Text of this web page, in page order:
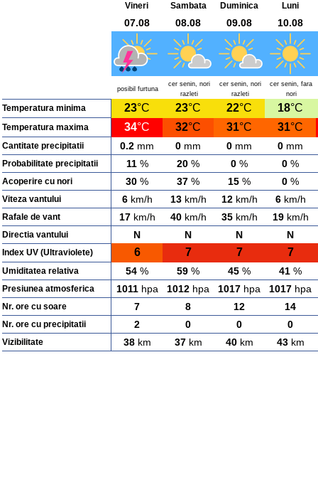
Vineri Sambata Duminica Luni
07.08 08.08 09.08 10.08
posibil furtuna
cer senin, nori
razleti
cer senin, nori
razleti
cer senin, fara
nori
Temperatura minima 23°C 23°C 22°C 18°C
Temperatura maxima 34°C 32°C 31°C 31°C
Cantitate precipitatii 0.2 mm 0 mm 0 mm 0 mm
Probabilitate precipitatii 11% 20 % 0 % 0 %
Acoperire cu nori 30 % 37 % 15 % 0 %
Viteza vantului 6km/h 13km/h 12km/h 6km/h
Rafale de vant 17km/h 40km/h 35km/h 19km/h
Directia vantului N N N N
Index UV (Ultraviolete) 6 7 7 7
Umiditatea relativa 54 % 59 % 45 % 41 %
Presiunea atmosferica 1011hpa 1012 hpa 1017 hpa 1017 hpa
Nr. ore cu soare 7 8 12 14
Nr. ore cu precipitatii 2 0 0 0
Vizibilitate 38km 37km 40km 43km